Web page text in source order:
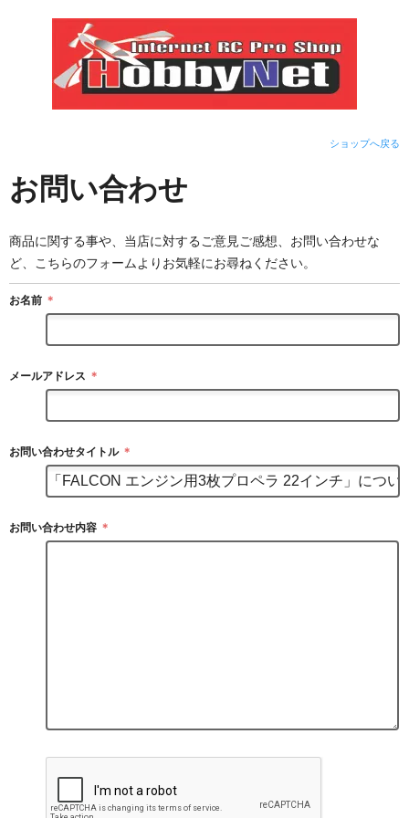
ショップへ戻る
お問い合わせ
商品に関する事や、当店に対するご意見ご感想、お問い合わせな
ど、こちらのフォームよりお気軽にお尋ねください。
お名前 ＊
メールアドレス ＊
お問い合わせタイトル ＊
お問い合わせ内容 ＊